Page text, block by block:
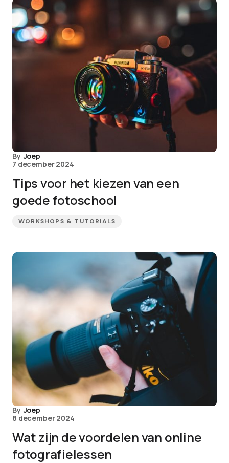
By Joep
7 december 2024
Tips voor het kiezen van een
goede fotoschool
WORKSHOPS & TUTORIALS
By Joep
8 december 2024
Wat zijn de voordelen van online
fotografielessen